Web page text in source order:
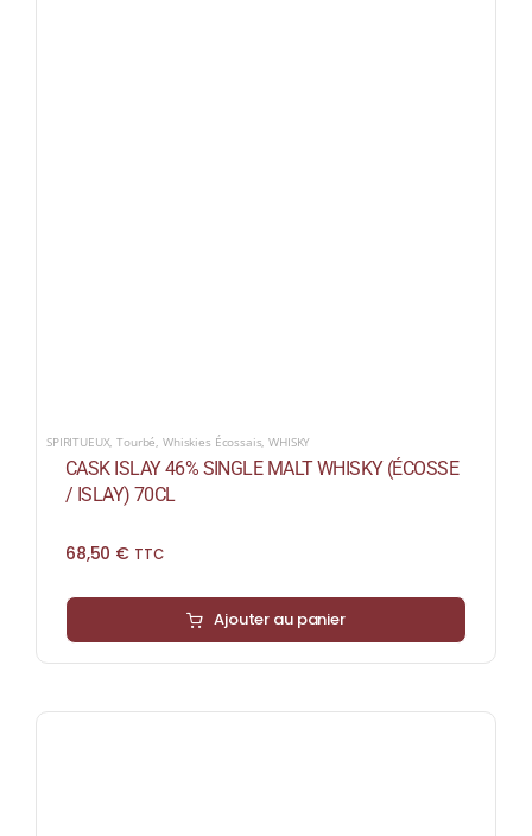
SPIRITUEUX,Tourbé, Whiskies Écossais,WHISKY
CASK ISLAY 46% SINGLE MALT WHISKY (ÉCOSSE
/ ISLAY) 70CL
68,50 € TTC
Ajouter au panier